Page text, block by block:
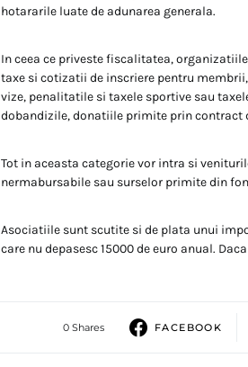
hotararile luate de adunarea generala.
In ceea ce priveste fiscalitatea,
taxe si cotizatii de inscriere pentru
vize, penalitatile si taxele sportive sau
dobandizile, donatiile primite prin contract
Tot in aceasta categorie vor intra si
nermabursabile sau surselor primite din
Asociatiile sunt scutite si de plata unui
care nu depasesc 15000 de euro anual.
0 Shares FACEBOOK